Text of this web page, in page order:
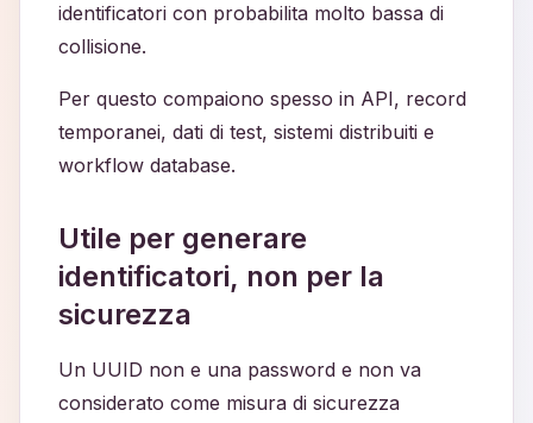
identificatori con probabilita molto bassa di
collisione.
Per questo compaiono spesso in API, record
temporanei, dati di test, sistemi distribuiti e
workflow database.
Utile per generare
identificatori, non per la
sicurezza
Un UUID non e una password e non va
considerato come misura di sicurezza